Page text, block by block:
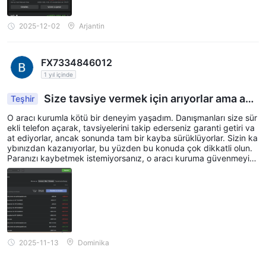
2025-12-02 Arjantin
FX7334846012
1 yıl içinde
Teşhir
Size tavsiye vermek için arıyorlar ama aslı
nda sizi kandırmak için.
O aracı kurumla kötü bir deneyim yaşadım. Danışmanları size sür
ekli telefon açarak, tavsiyelerini takip ederseniz garanti getiri va
at ediyorlar, ancak sonunda tam bir kayba sürüklüyorlar. Sizin ka
ybınızdan kazanıyorlar, bu yüzden bu konuda çok dikkatli olun.
Paranızı kaybetmek istemiyorsanız, o aracı kuruma güvenmeyin.
Telefonla yönlendirdikleri ham petrol işlemlerini ve hesabın tama
men kaybını ekliyorum.
2025-11-13 Dominika